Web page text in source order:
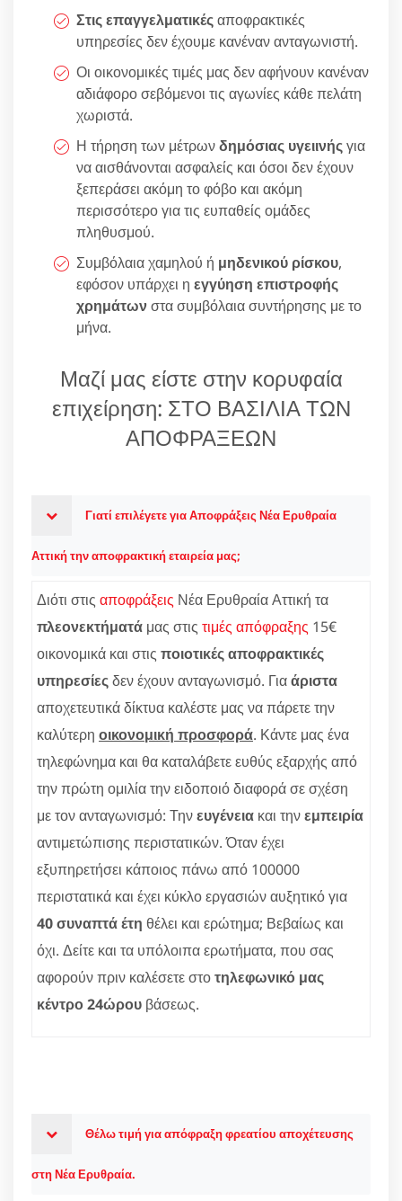
Στις επαγγελματικέςαποφρακτικές
υπηρεσίες δεν έχουμε κανέναν ανταγωνιστή.
Οι οικονομικές τιμές μας δεν αφήνουν κανέναν
αδιάφορο σεβόμενοι τις αγωνίες κάθε πελάτη
χωριστά.
Η τήρηση των μέτρωνδημόσιας υγειινήςγια
να αισθάνονται ασφαλείς και όσοι δεν έχουν
ξεπεράσει ακόμη το φόβο και ακόμη
περισσότερο για τις ευπαθείς ομάδες
πληθυσμού.
Συμβόλαια χαμηλού ή μηδενικού ρίσκου,
εφόσον υπάρχει η εγγύηση επιστροφής
χρημάτωνστα συμβόλαια συντήρησης με το
μήνα.
Μαζί μας είστε στην κορυφαία
επιχείρηση: ΣΤΟ ΒΑΣΙΛΙΑ ΤΩΝ
ΑΠΟΦΡΑΞΕΩΝ
Γιατί επιλέγετε για Αποφράξεις Νέα Ερυθραία
Αττική την αποφρακτική εταιρεία μας;
Διότι στις αποφράξεις Νέα Ερυθραία Αττική τα
πλεονεκτήματά μας στις τιμές απόφραξης 15€
οικονομικά και στις ποιοτικές αποφρακτικές
υπηρεσίεςδεν έχουν ανταγωνισμό. Γιαάριστα
αποχετευτικά δίκτυα καλέστε μας να πάρετε την
καλύτερη οικονομική προσφορά. Κάντε μας ένα
τηλεφώνημα και θα καταλάβετε ευθύς εξαρχής από
την πρώτη ομιλία την ειδοποιό διαφορά σε σχέση
με τον ανταγωνισμό: Τηνευγένεια και τηνεμπειρία
αντιμετώπισης περιστατικών. Όταν έχει
εξυπηρετήσει κάποιος πάνω από 100000
περιστατικά και έχει κύκλο εργασιών αυξητικό για
40 συναπτά έτη θέλει και ερώτημα; Βεβαίως και
όχι. Δείτε και τα υπόλοιπα ερωτήματα, που σας
αφορούν πριν καλέσετε στοτηλεφωνικό μας
κέντρο 24ώρου βάσεως.
Θέλω τιμή για απόφραξη φρεατίου αποχέτευσης
στη Νέα Ερυθραία.